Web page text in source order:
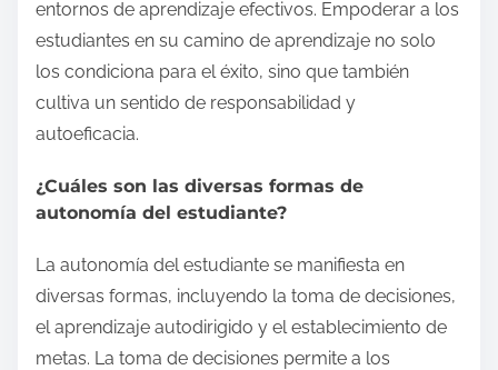
entornos de aprendizaje efectivos. Empoderar a los
estudiantes en su camino de aprendizaje no solo
los condiciona para el éxito, sino que también
cultiva un sentido de responsabilidad y
autoeficacia.
¿Cuáles son las diversas formas de
autonomía del estudiante?
La autonomía del estudiante se manifiesta en
diversas formas, incluyendo la toma de decisiones,
el aprendizaje autodirigido y el establecimiento de
metas. La toma de decisiones permite a los